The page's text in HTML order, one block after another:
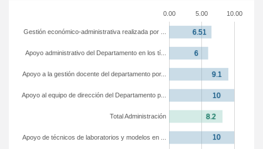
0.00 5.00 10.00
Apoyo de técnicos de laboratorios y modelos en ...
Total Administración
Apoyo al equipo de dirección del Departamento p...
Apoyo a la gestión docente del departamento por...
Apoyo administrativo del Departamento en los tí...
Gestión económico-administrativa realizada por ...